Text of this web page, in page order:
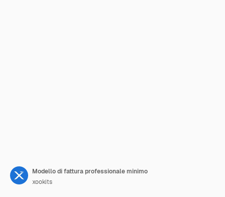
Modello di fattura professionale minimo
xookits